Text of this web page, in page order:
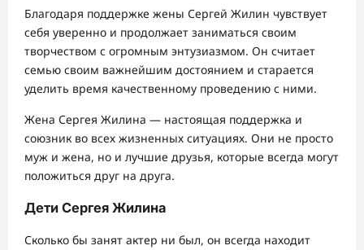
Благодаря поддержке жены Сергей Жилин чувствует
себя уверенно и продолжает заниматься своим
творчеством с огромным энтузиазмом. Он считает
семью своим важнейшим достоянием и старается
уделить время качественному проведению с ними.
Жена Сергея Жилина — настоящая поддержка и
союзник во всех жизненных ситуациях. Они не просто
муж и жена, но и лучшие друзья, которые всегда могут
положиться друг на друга.
Дети Сергея Жилина
Сколько бы занят актер ни был, он всегда находит